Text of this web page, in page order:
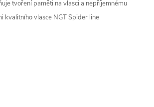
tvoření paměti na vlasci a nepříjemnému
kvalitního vlasce NGT Spider line